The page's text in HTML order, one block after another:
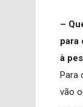
–
para
à
Para
vão